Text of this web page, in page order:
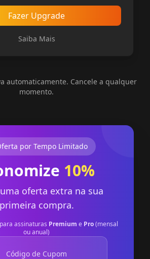
Fazer Upgrade
Saiba Mais
automaticamente. Cancele a qualquer
momento.
por Tempo Limitado
10%
oferta extra na sua
primeira compra.
assinaturas Premium e Pro(mensal
ou anual)
Código de Cupom